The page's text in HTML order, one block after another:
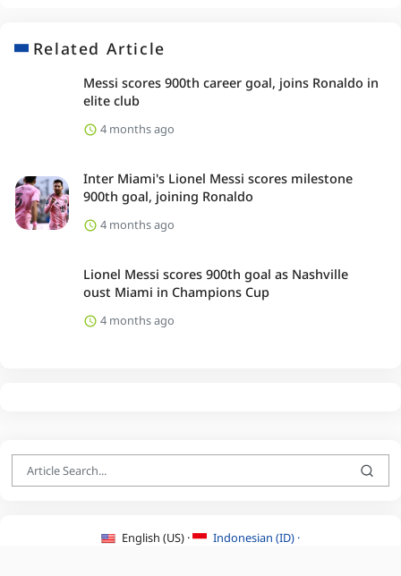
Related Article
Messi scores 900th career goal, joins Ronaldo in
elite club
4 months ago
Inter Miami's Lionel Messi scores milestone
900th goal, joining Ronaldo
4 months ago
Lionel Messi scores 900th goal as Nashville
oust Miami in Champions Cup
4 months ago
English (US) ·
Indonesian (ID) ·